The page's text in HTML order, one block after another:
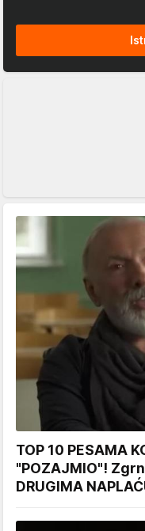
TOP 10 PESAMA
"POZAJMIO"!
DRUGIMA